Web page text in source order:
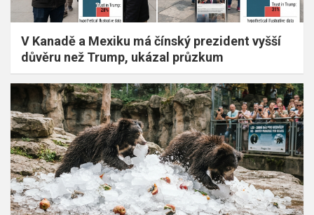
V Kanadě a Mexiku má čínský prezident vyšší
důvěru než Trump, ukázal průzkum